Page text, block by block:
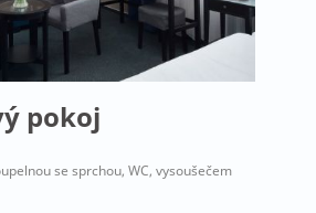
pokoj
se sprchou, WC, vysoušečem